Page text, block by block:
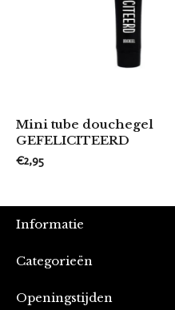
Mini tube douchegel
GEFELICITEERD
€2,95
Informatie
Categorieën
Openingstijden